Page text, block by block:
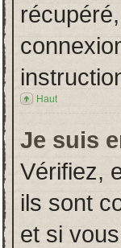
Haut
Je suis
Vérifiez,
ils sont
et si